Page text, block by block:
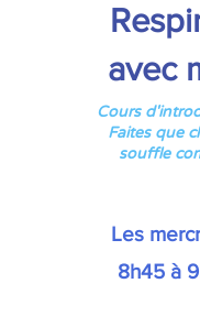
avec
Cours
Faites que
souffle
Les
8h45 à